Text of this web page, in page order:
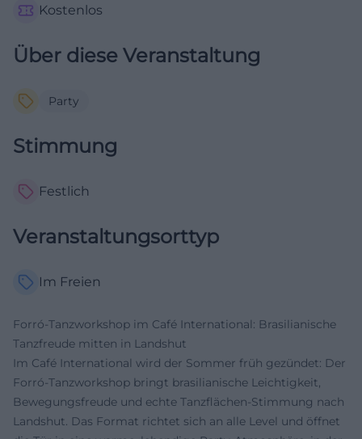
Kostenlos
Über diese Veranstaltung
Party
Stimmung
Festlich
Veranstaltungsorttyp
Im Freien
Forró-Tanzworkshop im Café International: Brasilianische
Tanzfreude mitten in Landshut
Im Café International wird der Sommer früh gezündet: Der
Forró-Tanzworkshop bringt brasilianische Leichtigkeit,
Bewegungsfreude und echte Tanzflächen-Stimmung nach
Landshut. Das Format richtet sich an alle Level und öffnet